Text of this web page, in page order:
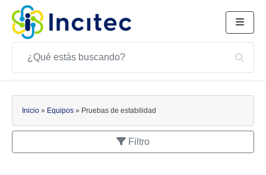
Buscar
Buscar
Inicio » Equipos » Pruebas de estabilidad
Filtro